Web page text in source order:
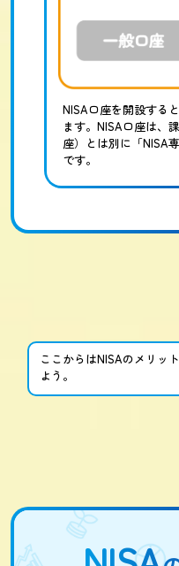
NISA口座を開設する
ます。NISA口座は、
座）とは別に「NISA
です。
ここからはNISAのメリッ
よう。